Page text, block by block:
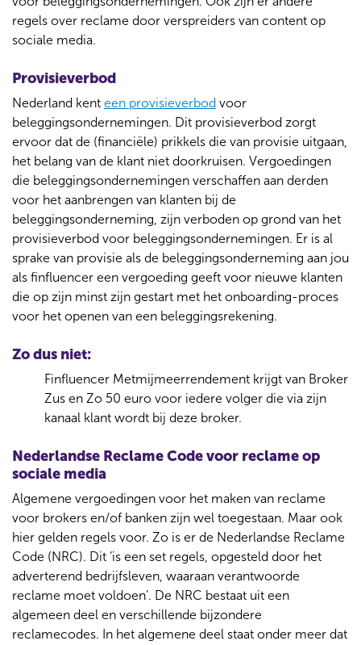
regels over reclame door verspreiders van content op
sociale media.
Provisieverbod
Nederland kent een provisieverbod voor
beleggingsondernemingen. Dit provisieverbod zorgt
ervoor dat de (financiële) prikkels die van provisie uitgaan,
het belang van de klant niet doorkruisen. Vergoedingen
die beleggingsondernemingen verschaffen aan derden
voor het aanbrengen van klanten bij de
beleggingsonderneming, zijn verboden op grond van het
provisieverbod voor beleggingsondernemingen. Er is al
sprake van provisie als de beleggingsonderneming aan jou
als finfluencer een vergoeding geeft voor nieuwe klanten
die op zijn minst zijn gestart met het onboarding-proces
voor het openen van een beleggingsrekening.
Zo dus niet:
Finfluencer Metmijmeerrendement krijgt van Broker
Zus en Zo 50 euro voor iedere volger die via zijn
kanaal klant wordt bij deze broker.
Nederlandse Reclame Code voor reclame op
sociale media
Algemene vergoedingen voor het maken van reclame
voor brokers en/of banken zijn wel toegestaan. Maar ook
hier gelden regels voor. Zo is er de Nederlandse Reclame
Code (NRC). Dit ‘is een set regels, opgesteld door het
adverterend bedrijfsleven, waaraan verantwoorde
reclame moet voldoen’. De NRC bestaat uit een
algemeen deel en verschillende bijzondere
reclamecodes. In het algemene deel staat onder meer dat